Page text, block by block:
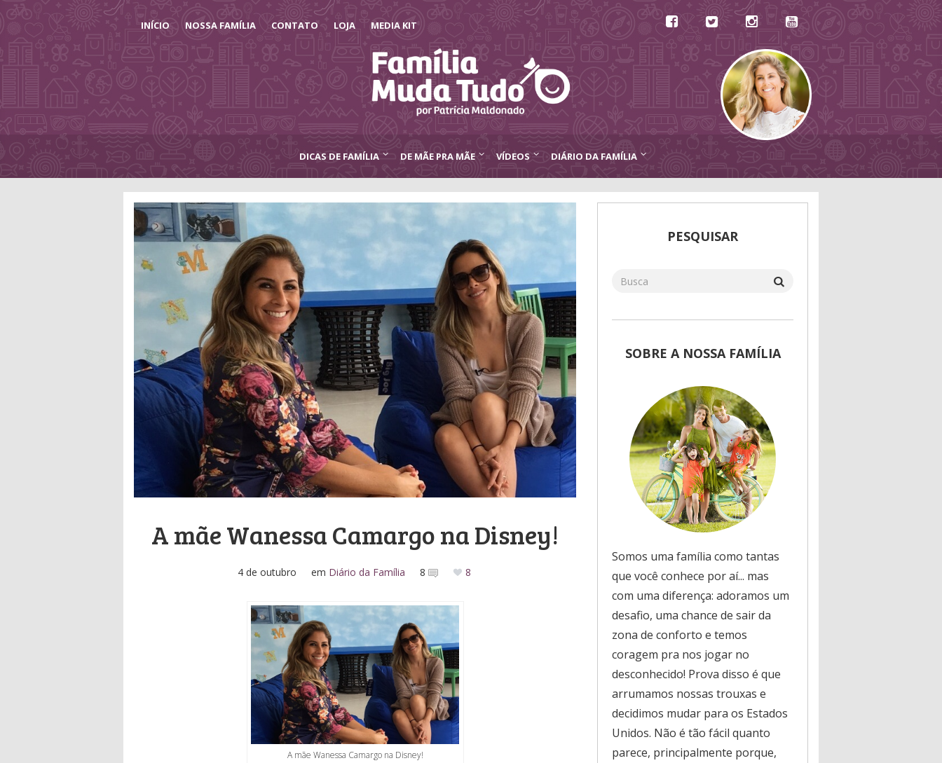
INÍCIO NOSSA FAMÍLIA CONTATO LOJA MEDIA KIT
DICAS DE FAMÍLIA DE MÃE PRA MÃE VÍDEOS DIÁRIO DA FAMÍLIA
A mãe Wanessa Camargo na Disney!
4 de outubro em Diário da Família 8 8
A mãe Wanessa Camargo na Disney!
PESQUISAR
SOBRE A NOSSA FAMÍLIA
Somos uma família como tantas
que você conhece por aí... mas
com uma diferença: adoramos um
desafio, uma chance de sair da
zona de conforto e temos
coragem pra nos jogar no
desconhecido! Prova disso é que
arrumamos nossas trouxas e
decidimos mudar para os Estados
Unidos. Não é tão fácil quanto
parece, principalmente porque,